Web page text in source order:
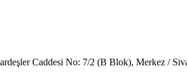
Caddesi No: 7/2 (B Blok), Merkez /